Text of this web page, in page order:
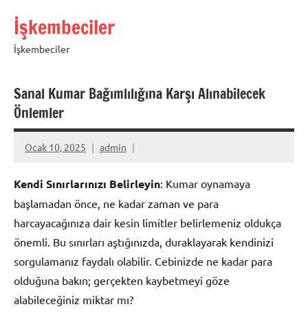
İşkembeciler
İşkembeciler
Sanal Kumar Bağımlılığına Karşı Alınabilecek
Önlemler
Ocak 10, 2025 admin
Kendi Sınırlarınızı Belirleyin: Kumar oynamaya
başlamadan önce, ne kadar zaman ve para
harcayacağınıza dair kesin limitler belirlemeniz oldukça
önemli. Bu sınırları aştığınızda, duraklayarak kendinizi
sorgulamanız faydalı olabilir. Cebinizde ne kadar para
olduğuna bakın; gerçekten kaybetmeyi göze
alabileceğiniz miktar mı?